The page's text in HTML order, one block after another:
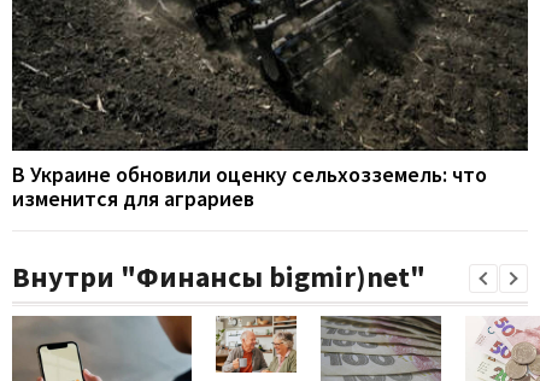
В Украине обновили оценку сельхозземель: что
изменится для аграриев
Внутри "Финансы bigmir)net"